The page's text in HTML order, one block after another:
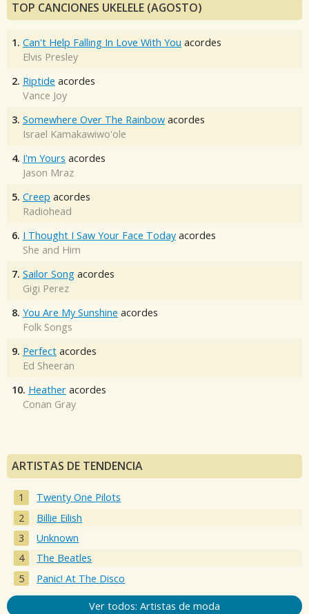
TOP CANCIONES UKELELE (AGOSTO)
1. Can't Help Falling In Love With You acordes
Elvis Presley
2. Riptide acordes
Vance Joy
3. Somewhere Over The Rainbow acordes
Israel Kamakawiwo'ole
4. I'm Yours acordes
Jason Mraz
5. Creep acordes
Radiohead
6. I Thought I Saw Your Face Today acordes
She and Him
7. Sailor Song acordes
Gigi Perez
8. You Are My Sunshine acordes
Folk Songs
9. Perfect acordes
Ed Sheeran
10. Heather acordes
Conan Gray
ARTISTAS DE TENDENCIA
Twenty One Pilots
Billie Eilish
Unknown
The Beatles
Panic! At The Disco
Ver todos: Artistas de moda